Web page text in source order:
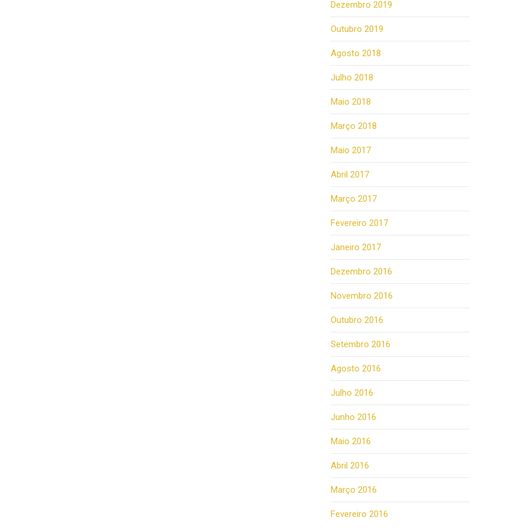
Dezembro 2019
Outubro 2019
Agosto 2018
Julho 2018
Maio 2018
Março 2018
Maio 2017
Abril 2017
Março 2017
Fevereiro 2017
Janeiro 2017
Dezembro 2016
Novembro 2016
Outubro 2016
Setembro 2016
Agosto 2016
Julho 2016
Junho 2016
Maio 2016
Abril 2016
Março 2016
Fevereiro 2016